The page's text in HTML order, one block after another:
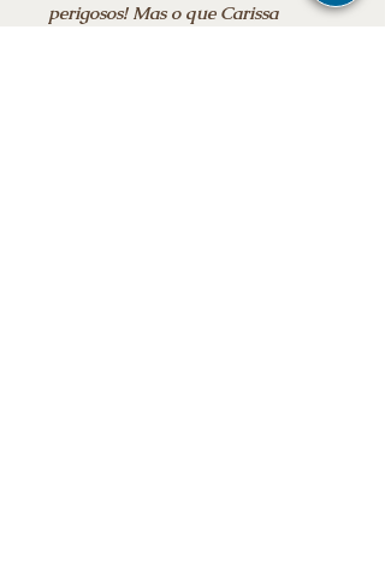
perigosos! Mas o que Carissa